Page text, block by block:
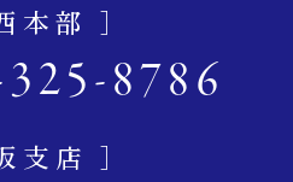
本部 ］
8786
支店 ］